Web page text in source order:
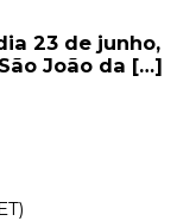
23 de junho,
João da […]